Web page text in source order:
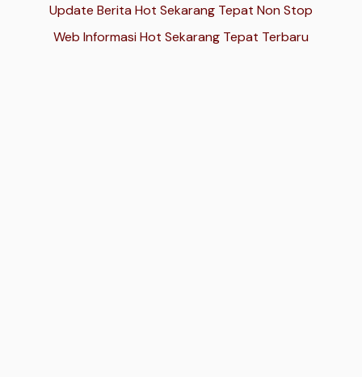
Update Berita Hot Sekarang Tepat Non Stop
Web Informasi Hot Sekarang Tepat Terbaru